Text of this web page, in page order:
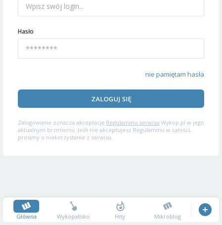
Hasło
nie pamiętam hasła
ZALOGUJ SIĘ
Zalogowanie oznacza akceptację Regulaminu serwisu Wykop.pl w jego
aktualnym brzmieniu. Jeśli nie akceptujesz Regulaminu w całości,
prosimy o niekorzystanie z serwisu.
Główna Wykopalisko Hity Mikroblog